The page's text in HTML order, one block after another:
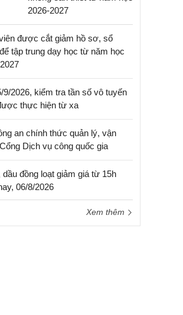
2026-2027
được cắt giảm hồ sơ, sổ
tập trung dạy học từ năm học
9/2026, kiểm tra tần số vô tuyến
thực hiện từ xa
an chính thức quản lý, vận
Dịch vụ công quốc gia
dầu đồng loạt giảm giá từ 15h
06/8/2026
Xem thêm